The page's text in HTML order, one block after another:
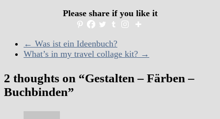
Please share if you like it
← Was ist ein Ideenbuch?
What’s in my travel collage kit? →
2 thoughts on “Gestalten – Färben –
Buchbinden”